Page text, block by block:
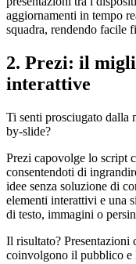
aggiornamenti in tempo
squadra, rendendo facile
2. Prezi: il
interattive
Ti senti prosciugato dalla
by-slide?
Prezi capovolge lo script
consentendoti di
idee senza soluzione di
elementi interattivi e una
di testo, immagini o
Il risultato? Presentazioni
coinvolgono il pubblico e